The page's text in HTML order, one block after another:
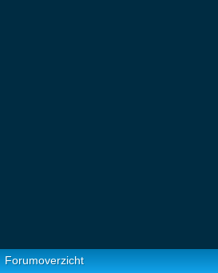
Forumoverzicht